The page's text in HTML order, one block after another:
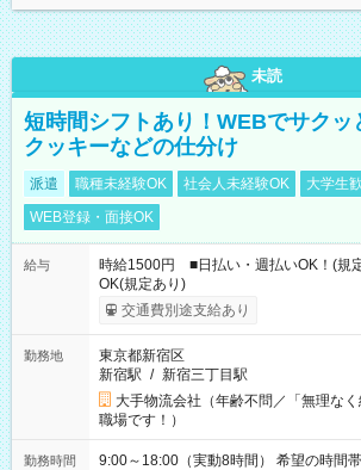
未読
短時間シフトあり！WEBでサクッ
クッキーなどの仕分け
派遣 職種未経験OK 社会人未経験OK 大学生
WEB登録・面接OK
給与
時給1500円 ■日払い・週払いOK！(規
OK(規定あり)
交通費別途支給あり
勤務地
東京都新宿区
新宿駅 / 新宿三丁目駅
大手物流会社（年齢不問／「無理な
職場です！）
勤務時間
9:00～18:00（実動8時間） 希望の時間帯を選べます！ ＜シフト